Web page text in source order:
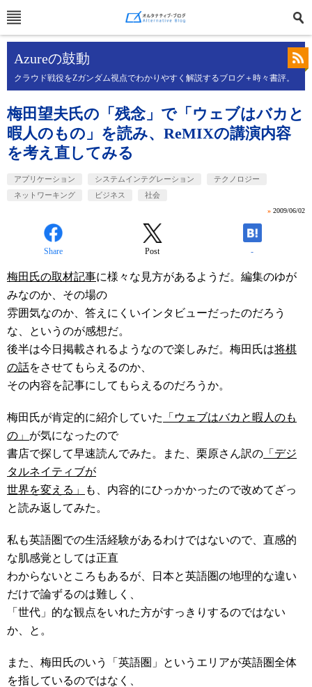
Azureの鼓動
クラウド戦役をZガンダム視点でわかりやすく解説するブログ＋時々書評。
梅田望夫氏の「残念」で「ウェブはバカと
暇人のもの」を読み、ReMIXの講演内容
を考え直してみる
アプリケーション システムインテグレーション
テクノロジー
ネットワーキング
ビジネス 社会
» 2009/06/02
Share Post -
梅田氏の取材記事に様々な見方があるようだ。編集のゆが
みなのか、その場の
雰囲気なのか、答えにくいインタビューだったのだろう
な、というのが感想だ。
後半は今日掲載されるようなので楽しみだ。梅田氏は将棋
の話をさせてもらえるのか、
その内容を記事にしてもらえるのだろうか。
梅田氏が肯定的に紹介していた
「ウェブはバカと暇人のも
の」 が気になったので
書店で探して早速読んでみた。また、栗原さん訳の 「デジ
タルネイティブが
世界を変える」
も、内容的にひっかかったので改めてざっ
と読み返してみた。
私も英語圏での生活経験があるわけではないので、直感的
な肌感覚としては正直
わからないところもあるが、日本と英語圏の地理的な違い
だけで論ずるのは難しく、
「世代」的な観点をいれた方がすっきりするのではない
か、と。
また、梅田氏のいう「英語圏」というエリアが英語圏全体
を指しているのではなく、